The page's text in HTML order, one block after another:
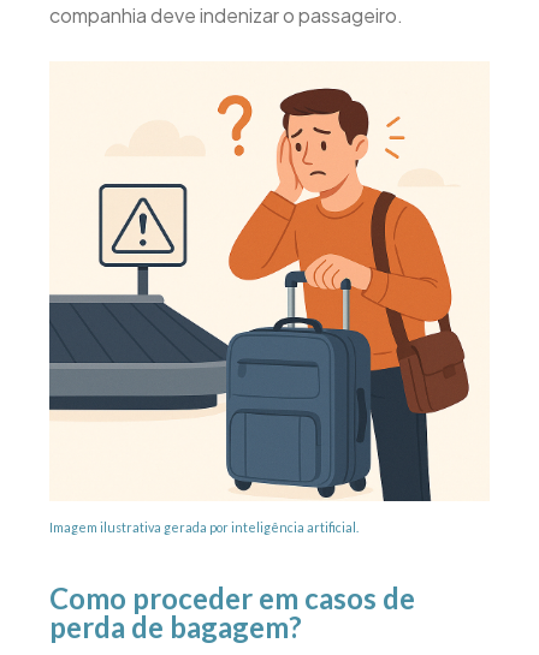
companhia deve indenizar o passageiro.
Imagem ilustrativa gerada por inteligência artificial.
Como proceder em casos de
perda de bagagem?